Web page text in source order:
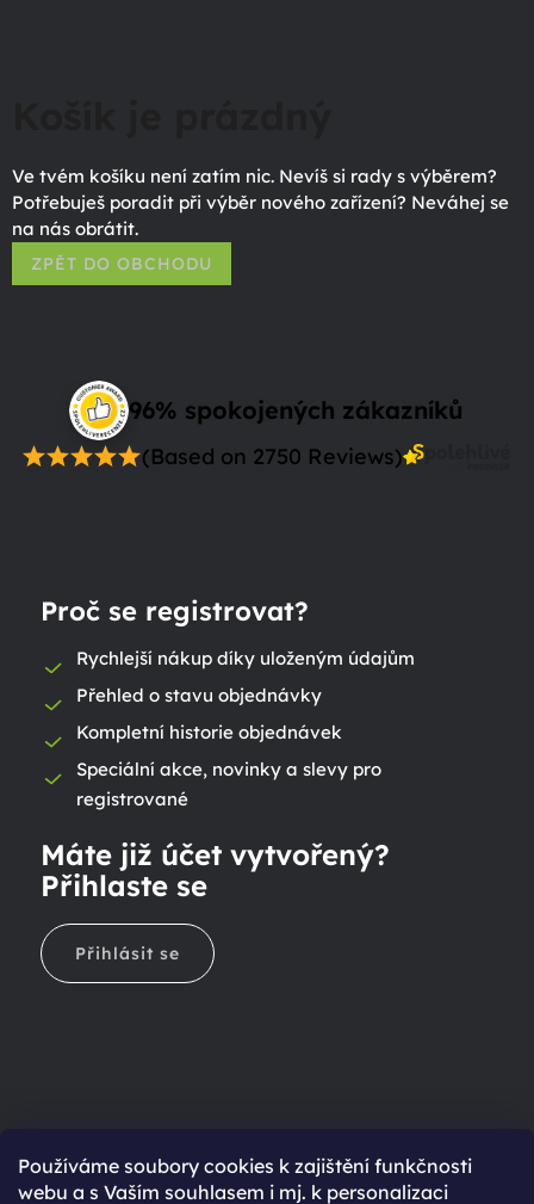
Používáme soubory cookies k zajištění funkčnosti
webu a s Vaším souhlasem i mj. k personalizaci
Ve tvém košíku není zatím nic. Nevíš si rady s výběrem?
Potřebuješ poradit při výběr nového zařízení? Neváhej se
na nás obrátit.
ZPĚT DO OBCHODU
96% spokojených zákazníků
(Based on 2750 Reviews)
Proč se registrovat?
Rychlejší nákup díky uloženým údajům
Přehled o stavu objednávky
Kompletní historie objednávek
Speciální akce, novinky a slevy pro
registrované
Máte již účet vytvořený?
Přihlaste se
Přihlásit se
Ještě nemáte účet?